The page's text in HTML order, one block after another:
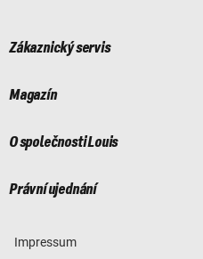
Zákaznický servis
Magazín
O společnosti Louis
Právní ujednání
Impressum